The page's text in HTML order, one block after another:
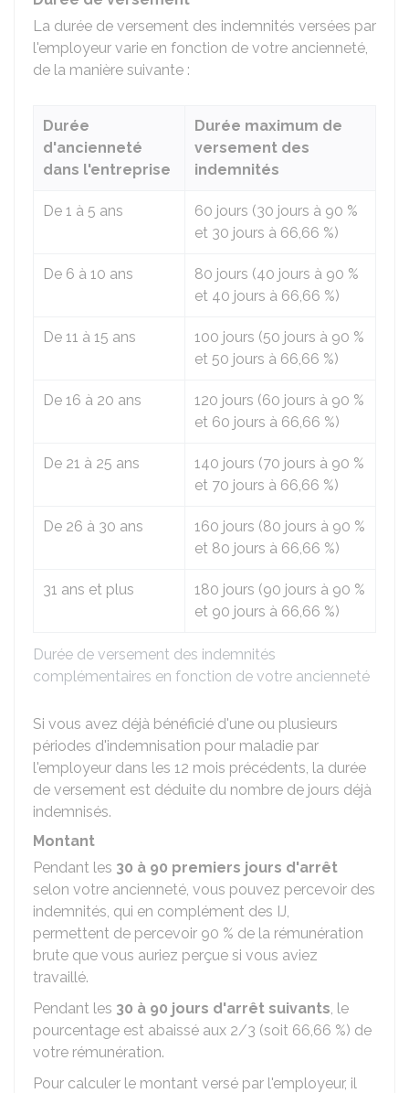
La durée de versement des indemnités versées par
l'employeur varie en fonction de votre ancienneté,
de la manière suivante :
Durée de versement des indemnités
complémentaires en fonction de votre ancienneté
Durée
d'ancienneté
dans l'entreprise
Durée maximum de
versement des
indemnités
De 1 à 5 ans 60 jours (30 jours à 90 %
et 30 jours à 66,66 %)
De 6 à 10 ans 80 jours (40 jours à 90 %
et 40 jours à 66,66 %)
De 11 à 15 ans 100 jours (50 jours à 90 %
et 50 jours à 66,66 %)
De 16 à 20 ans 120 jours (60 jours à 90 %
et 60 jours à 66,66 %)
De 21 à 25 ans 140 jours (70 jours à 90 %
et 70 jours à 66,66 %)
De 26 à 30 ans 160 jours (80 jours à 90 %
et 80 jours à 66,66 %)
31 ans et plus 180 jours (90 jours à 90 %
et 90 jours à 66,66 %)
Si vous avez déjà bénéficié d'une ou plusieurs
périodes d'indemnisation pour maladie par
l'employeur dans les 12 mois précédents, la durée
de versement est déduite du nombre de jours déjà
indemnisés.
Montant
Pendant les 30 à 90 premiers jours d'arrêt
selon votre ancienneté, vous pouvez percevoir des
indemnités, qui en complément des IJ,
permettent de percevoir 90 % de la rémunération
brute que vous auriez perçue si vous aviez
travaillé.
Pendant les 30 à 90 jours d'arrêt suivants, le
pourcentage est abaissé aux 2/3 (soit 66,66 %) de
votre rémunération.
Pour calculer le montant versé par l'employeur, il